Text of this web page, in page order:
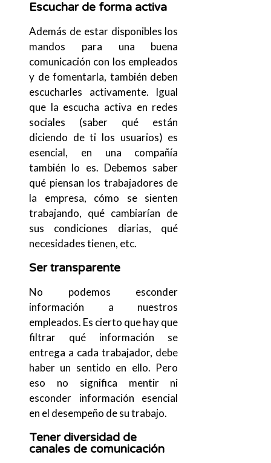
Escuchar de forma activa
Además de estar disponibles los
mandos para una buena
comunicación con los empleados
y de fomentarla, también deben
escucharles activamente. Igual
que la escucha activa en redes
sociales (saber qué están
diciendo de ti los usuarios) es
esencial, en una compañía
también lo es. Debemos saber
qué piensan los trabajadores de
la empresa, cómo se sienten
trabajando, qué cambiarían de
sus condiciones diarias, qué
necesidades tienen, etc.
Ser transparente
No podemos esconder
información a nuestros
empleados. Es cierto que hay que
filtrar qué información se
entrega a cada trabajador, debe
haber un sentido en ello. Pero
eso no significa mentir ni
esconder información esencial
en el desempeño de su trabajo.
Tener diversidad de
canales de comunicación